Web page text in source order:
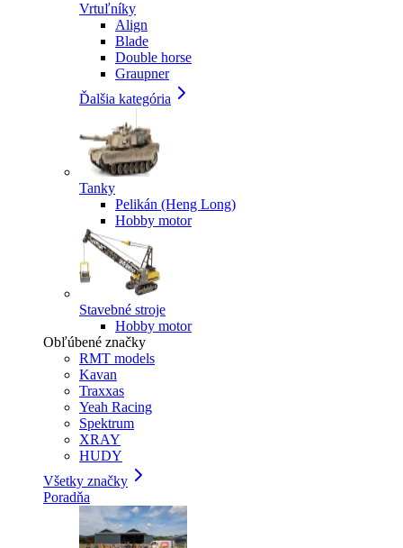
Vrtuľníky
Align
Blade
Double horse
Graupner
Ďalšia kategória
Tanky
Pelikán (Heng Long)
Hobby motor
Stavebné stroje
Hobby motor
Obľúbené značky
RMT models
Kavan
Traxxas
Yeah Racing
Spektrum
XRAY
HUDY
Všetky značky
Poradňa